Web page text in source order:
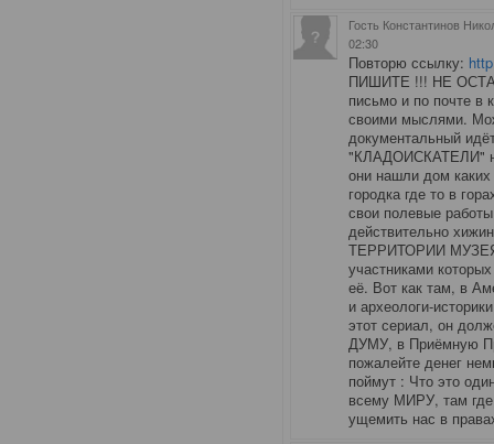
Гость Константинов
02:30
Повторю ссылку:
ПИШИТЕ !!! НЕ
письмо и по почте в
своими мыслями.
документальный
"КЛАДОИСКАТЕЛИ"
они нашли дом каких
городка где то в
свои полевые
действительно
ТЕРРИТОРИИ МУЗЕЯ
участниками
её. Вот как там, в
и археологи-
этот сериал, он
ДУМУ, в Приёмную
пожалейте денег
поймут : Что это
всему МИРУ, там где
ущемить нас в